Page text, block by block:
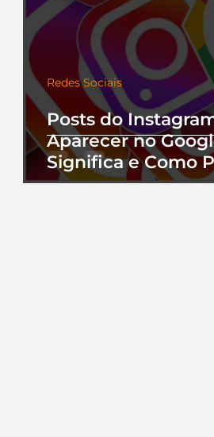
Posts do
Aparecer no
Significa e Como
Perfil
Redes Sociais